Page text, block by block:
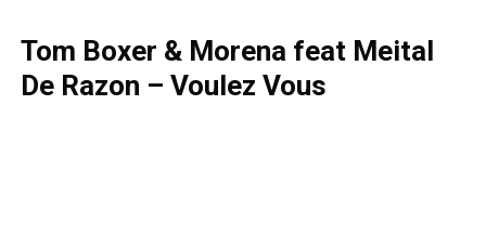
Tom Boxer & Morena feat Meital
De Razon – Voulez Vous